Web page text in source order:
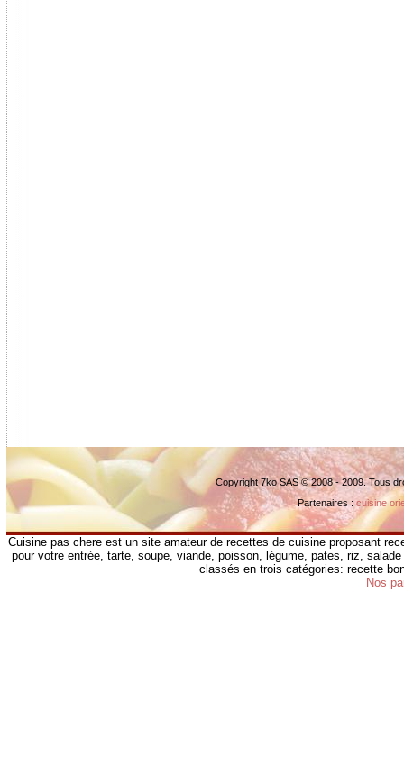
Copyright 7ko SAS © 2008 - 2009. Tous
Partenaires :cuisine
Cuisine pas chere est un site amateur de recettes de cuisine proposant
pour votre entrée, tarte, soupe, viande, poisson, légume, pates, riz,
classés en trois catégories: recette
Nos